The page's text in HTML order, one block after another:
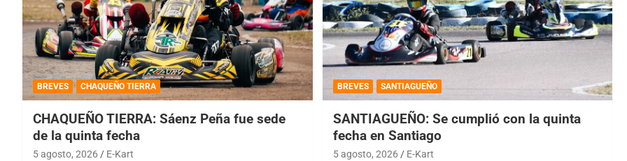
BREVES CHAQUEÑO TIERRA
CHAQUEÑO TIERRA: Sáenz Peña fue sede
de la quinta fecha
5 agosto, 2026 E-Kart
BREVES SANTIAGUEÑO
SANTIAGUEÑO: Se cumplió con la quinta
fecha en Santiago
5 agosto, 2026 E-Kart